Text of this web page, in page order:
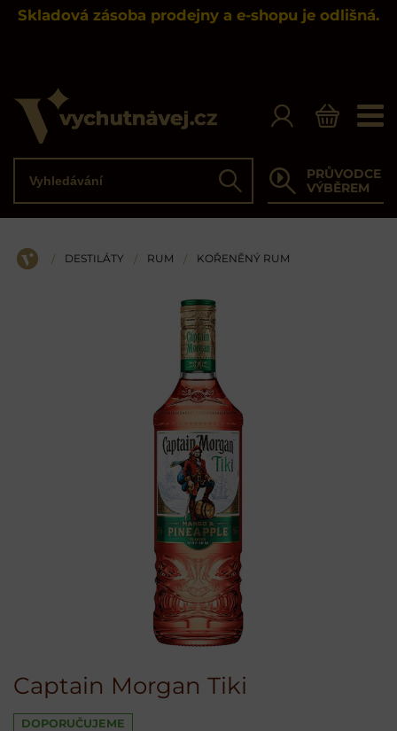
Skladová zásoba prodejny a e-shopu je odlišná.
Hledat
PRŮVODCE
VÝBĚREM
ÚVOD
/ DESTILÁTY / RUM / KOŘENĚNÝ RUM
Captain Morgan Tiki
DOPORUČUJEME